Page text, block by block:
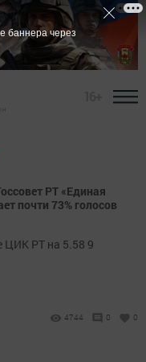
РТ «Единая
почти 73% голосов
ЦИК РТ на 5.58 9
4744 0 0
баннера через